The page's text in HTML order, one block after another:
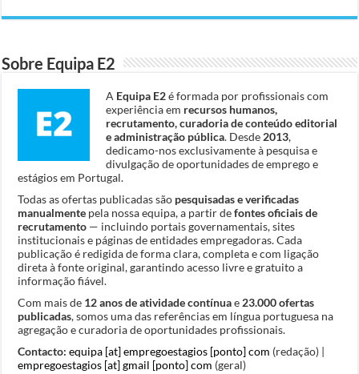
Sobre Equipa E2
A Equipa E2é formada por profissionais com
experiência em recursos humanos,
recrutamento, curadoria de conteúdo editorial
e administração pública. Desde 2013,
dedicamo-nos exclusivamente à pesquisa e
divulgação de oportunidades de emprego e
estágios em Portugal.
Todas as ofertas publicadas são pesquisadas e verificadas
manualmente pela nossa equipa, a partir defontes oficiais de
recrutamento — incluindo portais governamentais, sites
institucionais e páginas de entidades empregadoras. Cada
publicação é redigida de forma clara, completa e com ligação
direta à fonte original, garantindo acesso livre e gratuito a
informação fiável.
Com mais de 12 anos de atividade contínuae 23.000 ofertas
publicadas, somos uma das referências em língua portuguesa na
agregação e curadoria de oportunidades profissionais.
Contacto: equipa [at] empregoestagios [ponto] com (redação) |
empregoestagios [at] gmail [ponto] com (geral)